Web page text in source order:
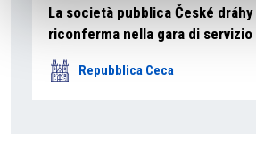
La società pubblica České
riconferma nella gara di
Repubblica Ceca